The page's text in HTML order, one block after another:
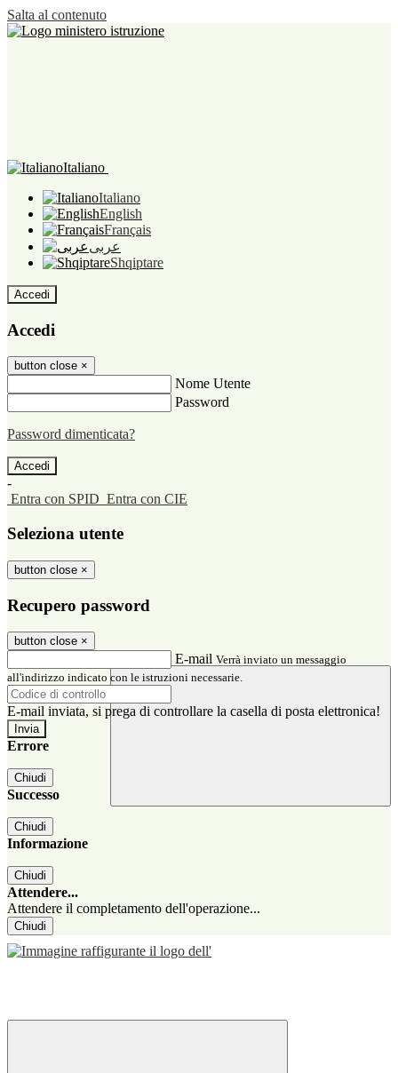
Salta al contenuto
Italiano
Italiano
English
Français
عربى
Shqiptare
Accedi
Accedi
button close ×
Nome Utente
Password
Password dimenticata?
-
Entra con SPID Entra con CIE
Seleziona utente
button close ×
Recupero password
button close ×
E-mail Verrà inviato un messaggio
all'indirizzo indicato con le istruzioni necessarie.
E-mail inviata, si prega di controllare la casella di posta elettronica!
Errore
Chiudi
Successo
Chiudi
Informazione
Chiudi
Attendere...
Attendere il completamento dell'operazione...
Chiudi